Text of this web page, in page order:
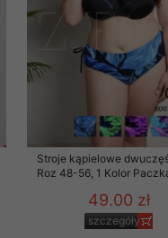
Stroje kąpielowe
Roz 48-56, 1 Kolor
49.00 zł
szczegóły